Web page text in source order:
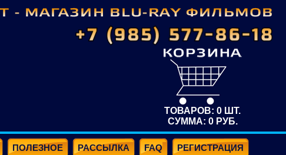
ТОВАРОВ: 0 ШТ.
СУММА: 0РУБ.
ПОЛЕЗНОЕ РАССЫЛКА FAQ РЕГИСТРАЦИЯ